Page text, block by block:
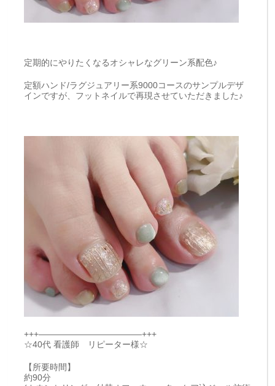
定期的にやりたくなるオシャレなグリーン系配色♪
定額ハンド/ラグジュアリー系9000コースのサンプルデザ
インですが、フットネイルで再現させていただきました♪
+++————————————+++
☆40代 看護師 リピーター様☆
【所要時間】
約90分